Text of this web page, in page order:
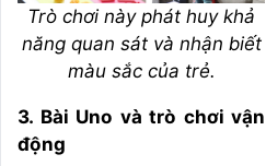
Trò chơi này phát huy khả
năng quan sát và nhận biết
màu sắc của trẻ.
3. Bài Uno và trò chơi vận
động